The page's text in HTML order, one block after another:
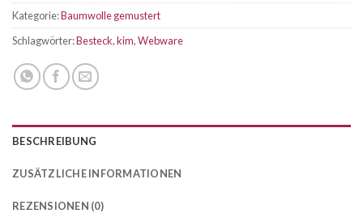
Kategorie:Baumwolle gemustert
Schlagwörter:Besteck,kim,Webware
BESCHREIBUNG
ZUSÄTZLICHE INFORMATIONEN
REZENSIONEN (0)